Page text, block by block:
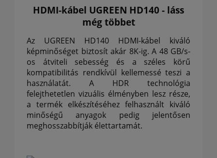
HDMI-kábel UGREEN HD140 - láss
még többet
Az UGREEN HD140 HDMI-kábel kiváló
képminőséget biztosít akár 8K-ig. A 48 GB/s-
os átviteli sebesség és a széles körű
kompatibilitás rendkívül kellemessé teszi a
használatát. A HDR technológia
felejthetetlen vizuális élményben lesz része,
a termék elkészítéséhez felhasznált kiváló
minőségű anyagok pedig jelentősen
meghosszabbítják élettartamát.